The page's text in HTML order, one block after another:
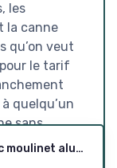
les
la canne
qu’on veut
le tarif
quelqu’un
sans
pas fragile à
Kit canne à mouche 4 pièces avec moulinet aluminium et 28 accessoires